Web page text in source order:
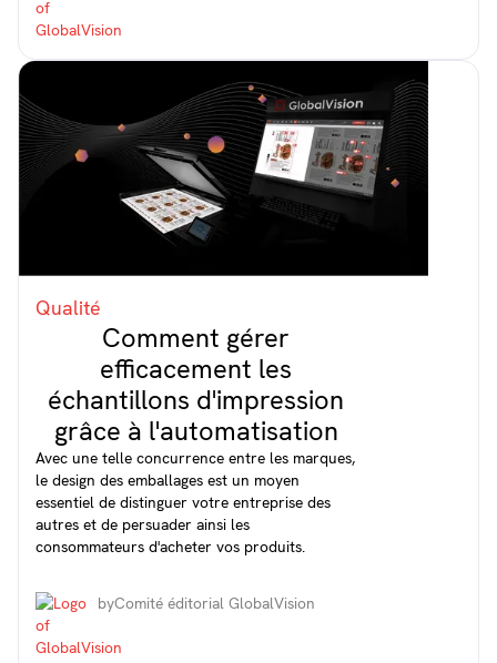
Qualité
Comment gérer
efficacement les
échantillons d'impression
grâce à l'automatisation
Avec une telle concurrence entre les marques,
le design des emballages est un moyen
essentiel de distinguer votre entreprise des
autres et de persuader ainsi les
consommateurs d'acheter vos produits.
byComité éditorial GlobalVision